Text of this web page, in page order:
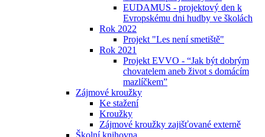
EUDAMUS - projektový den k
Evropskému dni hudby ve školách
Rok 2022
Projekt "Les není smetiště"
Rok 2021
Projekt EVVO - “Jak být dobrým
chovatelem aneb život s domácím
mazlíčkem”
Zájmové kroužky
Ke stažení
Kroužky
Zájmové kroužky zajišťované externě
Školní knihovna